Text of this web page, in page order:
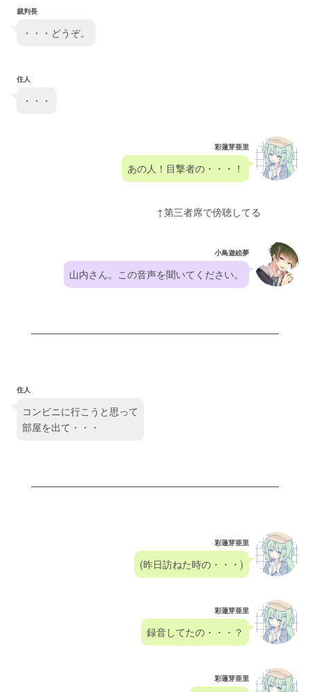
裁判長
・・・どうぞ。
住人
・・・
彩蓮芽亜里
あの人！目撃者の・・・！
↑第三者席で傍聴してる
小鳥遊絵夢
山内さん。この音声を聞いてください。
住人
コンビニに行こうと思って
部屋を出て・・・
彩蓮芽亜里
(昨日訪ねた時の・・・)
彩蓮芽亜里
録音してたの・・・？
彩蓮芽亜里